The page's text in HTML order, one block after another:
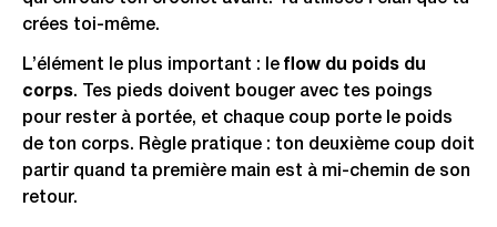
crées toi-même.
L’élément le plus important : le flow du poids du
corps. Tes pieds doivent bouger avec tes poings
pour rester à portée, et chaque coup porte le poids
de ton corps. Règle pratique : ton deuxième coup doit
partir quand ta première main est à mi-chemin de son
retour.